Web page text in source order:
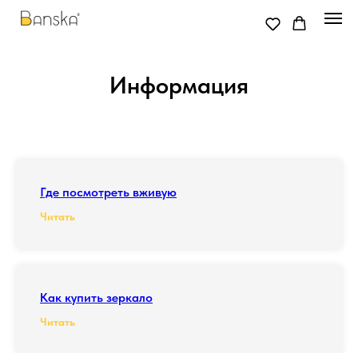
Информация
Где посмотреть вживую
Читать
Как купить зеркало
Читать